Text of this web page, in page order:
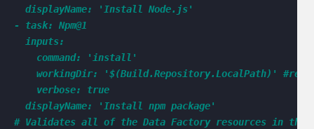
  displayName: 'Install Node.js'
- task: Npm@1
  inputs:
    command: 'install'
workingDir: '$(Build.Repository.LocalPath)'
    verbose: true
  displayName: 'Install npm package'
# Validates all of the Data Factory resources in